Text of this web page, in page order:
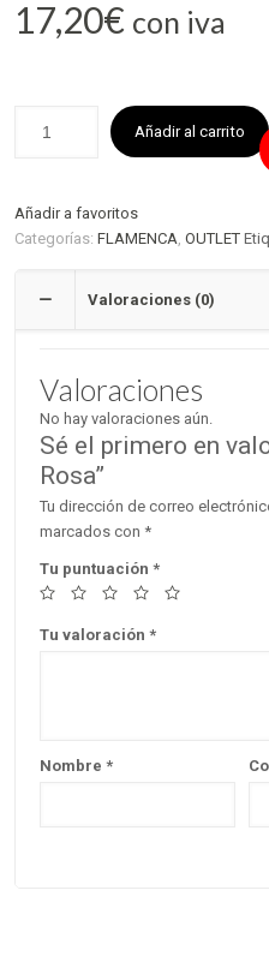
17,20€ con iva
Añadir al carrito
Añadir a favoritos
Categorías: FLAMENCA OUTLET
Valoraciones (0)
Valoraciones
No hay valoraciones aún.
Sé el primero en
Rosa”
Tu dirección de correo
marcados con *
Tu puntuación *
Tu valoración *
Nombre *